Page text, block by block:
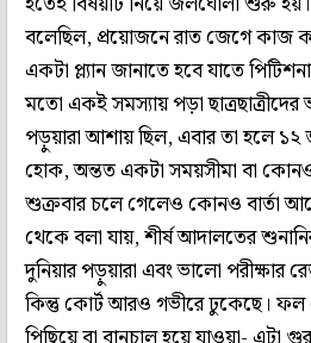
বলেছিল, প্রয়োজনে রাত জেগে কাজ
একটা প্ল্যান জানাতে হবে যাতে
মতো একই সমস্যায় পড়া ছাত্রছাত্রীদের
পড়ুয়ারা আশায় ছিল, এবার তা হলে
হোক, অন্তত একটা সময়সীমা বা
শুক্রবার চলে গেলেও কোনও বার্তা
থেকে বলা যায়, শীর্ষ আদালতের
দুনিয়ার পড়ুয়ারা এবং ভালো পরীক্ষার
কিন্তু কোর্ট আরও গভীরে ঢুকেছে। ফল